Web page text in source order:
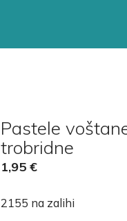
Pastele
trobridne
1,95 €
2155 na zalihi